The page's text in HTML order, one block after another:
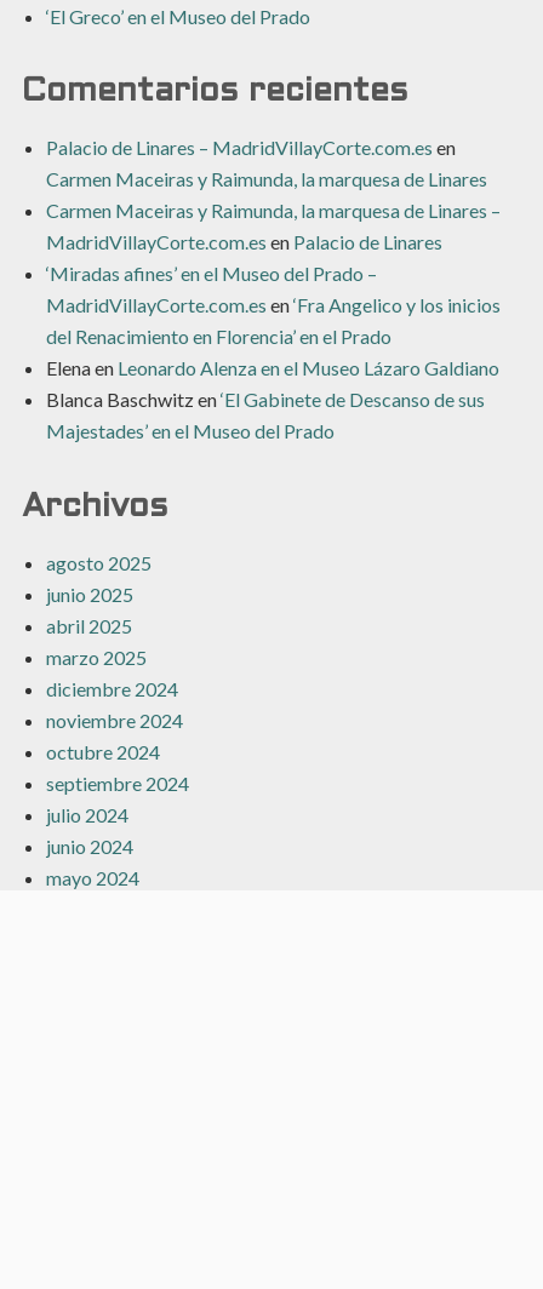
‘El Greco’ en el Museo del Prado
Comentarios recientes
Palacio de Linares – MadridVillayCorte.com.es en
Carmen Maceiras y Raimunda, la marquesa de Linares
Carmen Maceiras y Raimunda, la marquesa de Linares –
MadridVillayCorte.com.es en Palacio de Linares
‘Miradas afines’ en el Museo del Prado –
MadridVillayCorte.com.es en‘Fra Angelico y los inicios
del Renacimiento en Florencia’ en el Prado
Elenaen Leonardo Alenza en el Museo Lázaro Galdiano
Blanca Baschwitzen‘El Gabinete de Descanso de sus
Majestades’ en el Museo del Prado
Archivos
agosto 2025
junio 2025
abril 2025
marzo 2025
diciembre 2024
noviembre 2024
octubre 2024
septiembre 2024
julio 2024
junio 2024
mayo 2024